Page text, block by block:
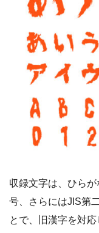
収録文字は、ひら
号、さらにはJIS第
とで、旧漢字を対応